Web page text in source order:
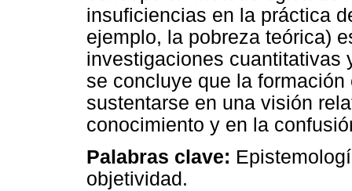
insuficiencias en la práctica
ejemplo, la pobreza teórica)
investigaciones cuantitativas
se concluye que la
sustentarse en una visión
conocimiento y en la
Palabras clave:
objetividad.